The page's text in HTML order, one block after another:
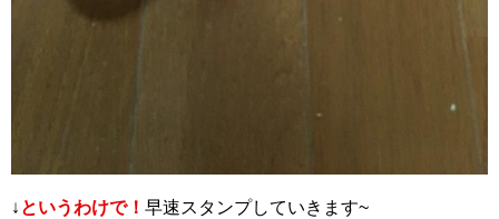
↓ というわけで！ 早速スタンプしていきます~